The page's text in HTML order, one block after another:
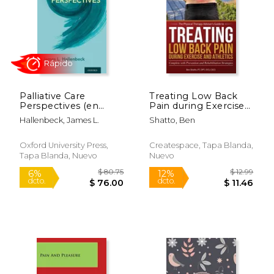
dcto. $ 25.60 dcto.
Palliative Care
Perspectives (en
Inglés)
Hallenbeck, James L.
Oxford University Press,
Tapa Blanda, Nuevo
Treating Low Back
Pain during Exercise
and Athletics:
Complete with
Rehabilitation
Strategies (en Inglés)
Shatto, Ben
Createspace, Tapa Blanda,
Nuevo